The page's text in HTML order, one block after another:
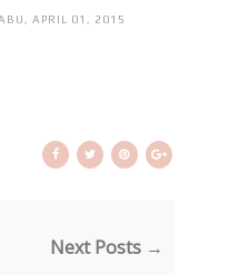
APRIL 01, 2015
Next Posts →